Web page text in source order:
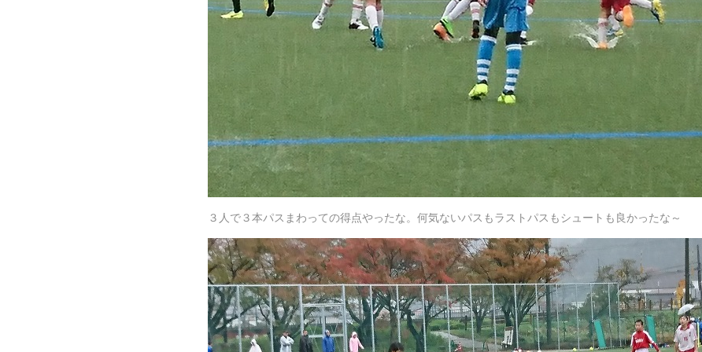
３人で３本パスまわっての得点やったな。何気ないパスもラストパスもシュートも良かったな～